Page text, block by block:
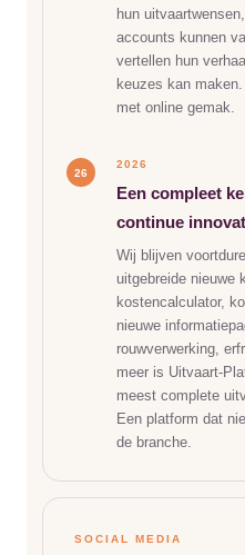
hun
accounts kunnen
vertellen hun
keuzes kan
met online gemak.
26
2026
Een compleet
continue
Wij blijven
uitgebreide nieuwe
kostencalculator,
nieuwe
rouwverwerking,
meer is Uitvaart-
meest complete
Een platform dat
de branche.
SOCIAL MEDIA